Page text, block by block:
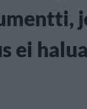
ei